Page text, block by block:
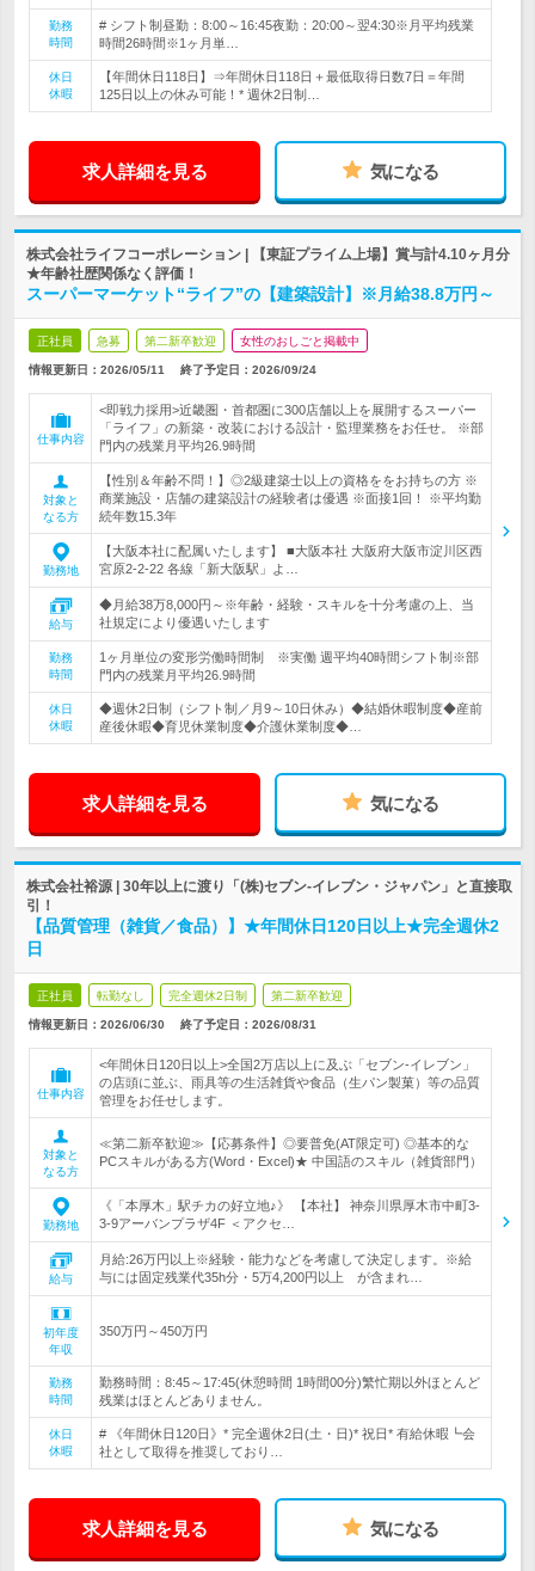
勤務
時間
# シフト制昼勤：8:00～16:45夜勤：20:00～翌4:30※月平均残業
時間26時間※1ヶ月単…
休日
休暇
【年間休日118日】⇒年間休日118日＋最低取得日数7日＝年間
125日以上の休み可能！* 週休2日制…
求人詳細を見る 気になる
株式会社ライフコーポレーション | 【東証プライム上場】賞与計4.10ヶ月分
★年齢社歴関係なく評価！
スーパーマーケット“ライフ”の【建築設計】※月給38.8万円～
正社員 急募 第二新卒歓迎 女性のおしごと掲載中
情報更新日：2026/05/11 終了予定日： 2026/09/24
仕事内容
<即戦力採用>近畿圏・首都圏に300店舗以上を展開するスーパー
「ライフ」の新築・改装における設計・監理業務をお任せ。 ※部
門内の残業月平均26.9時間
対象と
なる方
【性別＆年齢不問！】◎2級建築士以上の資格ををお持ちの方 ※
商業施設・店舗の建築設計の経験者は優遇 ※面接1回！ ※平均勤
続年数15.3年
勤務地
【大阪本社に配属いたします】 ■大阪本社 大阪府大阪市淀川区西
宮原2-2-22 各線「新大阪駅」よ…
給与
◆月給38万8,000円～※年齢・経験・スキルを十分考慮の上、当
社規定により優遇いたします
勤務
時間
1ヶ月単位の変形労働時間制 ※実働 週平均40時間シフト制※部
門内の残業月平均26.9時間
休日
休暇
◆週休2日制（シフト制／月9～10日休み）◆結婚休暇制度◆産前
産後休暇◆育児休業制度◆介護休業制度◆…
求人詳細を見る 気になる
株式会社裕源 | 30年以上に渡り「(株)セブン-イレブン・ジャパン」と直接取
引！
【品質管理（雑貨／食品）】★年間休日120日以上★完全週休2
日
正社員 転勤なし 完全週休2日制 第二新卒歓迎
情報更新日：2026/06/30 終了予定日： 2026/08/31
仕事内容
<年間休日120日以上>全国2万店以上に及ぶ「セブン-イレブン」
の店頭に並ぶ、雨具等の生活雑貨や食品（生パン製菓）等の品質
管理をお任せします。
対象と
なる方
≪第二新卒歓迎≫【応募条件】◎要普免(AT限定可) ◎基本的な
PCスキルがある方(Word・Excel)★ 中国語のスキル（雑貨部門）
勤務地
《「本厚木」駅チカの好立地♪》 【本社】 神奈川県厚木市中町3-
3-9アーバンプラザ4F ＜アクセ…
給与
月給:26万円以上※経験・能力などを考慮して決定します。※給
与には固定残業代35h分・5万4,200円以上 が含まれ…
初年度
年収
350万円～450万円
勤務
時間
勤務時間：8:45～17:45(休憩時間 1時間00分)繁忙期以外ほとんど
残業はほとんどありません。
休日
休暇
# 《年間休日120日》* 完全週休2日(土・日)* 祝日* 有給休暇┗会
社として取得を推奨しており…
求人詳細を見る 気になる